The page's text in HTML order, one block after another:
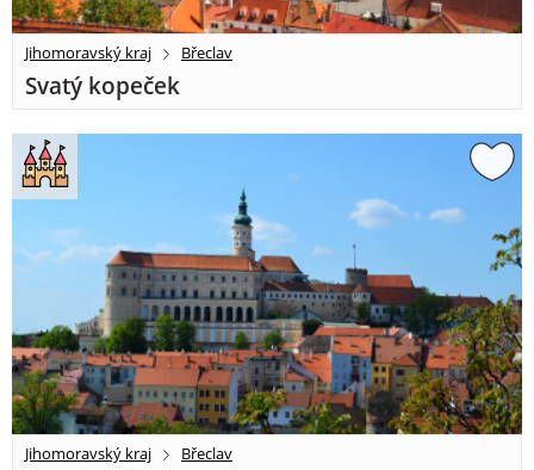
Jihomoravský kraj Břeclav
Svatý kopeček
Jihomoravský kraj Břeclav